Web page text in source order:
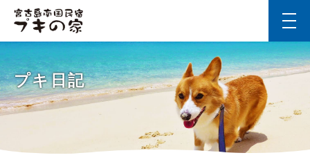
プキ日記
t
o
g
g
l
v
a